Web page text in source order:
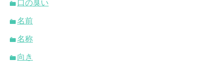
口の臭い
名前
名称
向き